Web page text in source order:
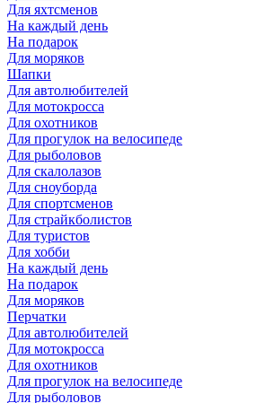
Для яхтсменов
На каждый день
На подарок
Для моряков
Шапки
Для автолюбителей
Для мотокросса
Для охотников
Для прогулок на велосипеде
Для рыболовов
Для скалолазов
Для сноуборда
Для спортсменов
Для страйкболистов
Для туристов
Для хобби
На каждый день
На подарок
Для моряков
Перчатки
Для автолюбителей
Для мотокросса
Для охотников
Для прогулок на велосипеде
Для рыболовов